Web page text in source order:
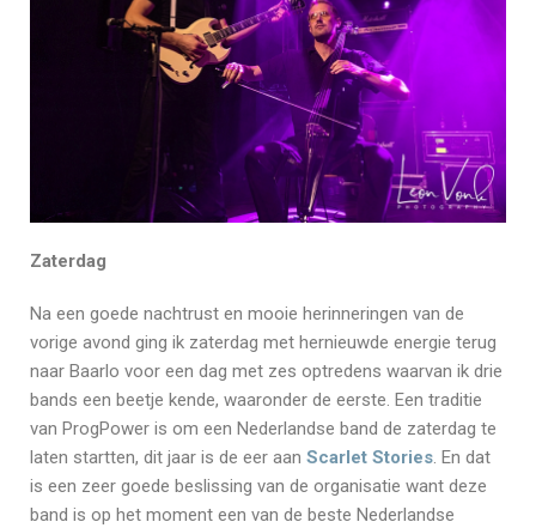
Zaterdag
Na een goede nachtrust en mooie herinneringen van de
vorige avond ging ik zaterdag met hernieuwde energie terug
naar Baarlo voor een dag met zes optredens waarvan ik drie
bands een beetje kende, waaronder de eerste. Een traditie
van ProgPower is om een Nederlandse band de zaterdag te
laten startten, dit jaar is de eer aan Scarlet Stories. En dat
is een zeer goede beslissing van de organisatie want deze
band is op het moment een van de beste Nederlandse